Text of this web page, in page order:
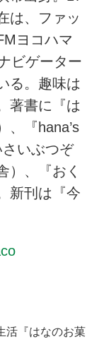
は、ファッ
ヨコハマ
ビゲーター
る。趣味は
著書に『は
、『hana’s
いぶつぞ
、『おく
新刊は『今
活『はなのお菓